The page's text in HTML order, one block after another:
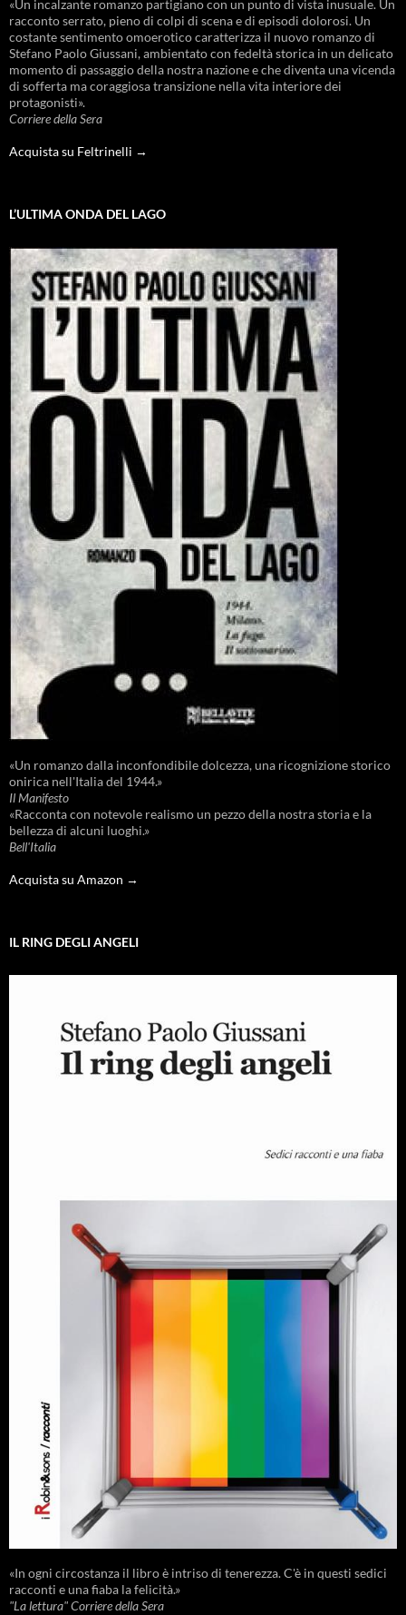
«Un incalzante romanzo partigiano con un punto di vista inusuale. Un
racconto serrato, pieno di colpi di scena e di episodi dolorosi. Un
costante sentimento omoerotico caratterizza il nuovo romanzo di
Stefano Paolo Giussani, ambientato con fedeltà storica in un delicato
momento di passaggio della nostra nazione e che diventa una vicenda
di sofferta ma coraggiosa transizione nella vita interiore dei
protagonisti».
Corriere della Sera
Acquista su Feltrinelli →
L’ULTIMA ONDA DEL LAGO
«Un romanzo dalla inconfondibile dolcezza, una ricognizione storico
onirica nell'Italia del 1944.»
Il Manifesto
«Racconta con notevole realismo un pezzo della nostra storia e la
bellezza di alcuni luoghi.»
Bell'Italia
Acquista su Amazon →
IL RING DEGLI ANGELI
«In ogni circostanza il libro è intriso di tenerezza. C'è in questi sedici
racconti e una fiaba la felicità.»
"La lettura" Corriere della Sera